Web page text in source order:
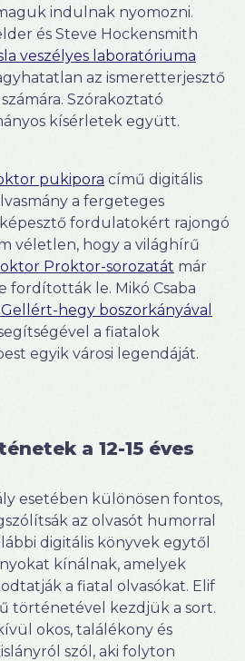
indulnak nyomozni.
és Steve Hockensmith
veszélyes laboratóriuma
az ismeretterjesztő
Szórakoztató
kísérletek együtt.
pukipora című digitális
a fergeteges
fordulatokért rajongó
véletlen, hogy a világhírű
Proktor-sorozatát már
fordították le. Mikó Csaba
hegy boszorkányával
a fiatalok
egyik városi legendáját.
a 12-15 éves
esetében különösen fontos,
az olvasót humorral
digitális könyvek egytől
kínálnak, amelyek
a fiatal olvasókat. Elif
történetével kezdjük a sort.
okos, találékony és
szól, aki folyton